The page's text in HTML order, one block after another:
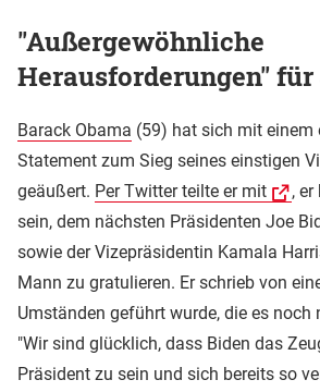
"Außergewöhnliche
Herausforderungen" für
Barack Obama (59) hat sich mit einem
Statement zum Sieg seines einstigen
geäußert. Per Twitter teilte er mit
,
sein, dem nächsten Präsidenten Joe
sowie der Vizepräsidentin Kamala
Mann zu gratulieren. Er schrieb von
Umständen geführt wurde, die es noch
"Wir sind glücklich, dass Biden das
Präsident zu sein und sich bereits so